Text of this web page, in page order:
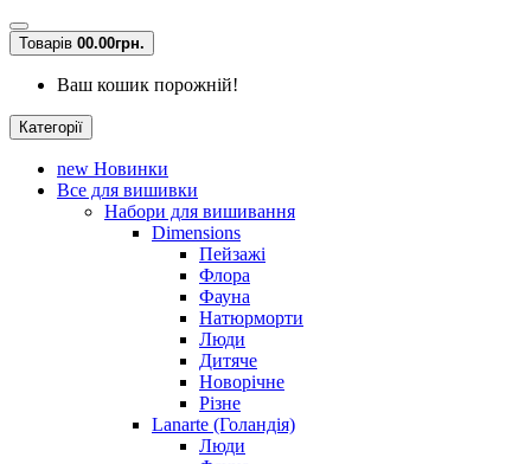
Товарів 00.00грн.
Ваш кошик порожній!
Категорії
new Новинки
Все для вишивки
Набори для вишивання
Dimensions
Пейзажі
Флора
Фауна
Натюрморти
Люди
Дитяче
Новорічне
Різне
Lanarte (Голандія)
Люди